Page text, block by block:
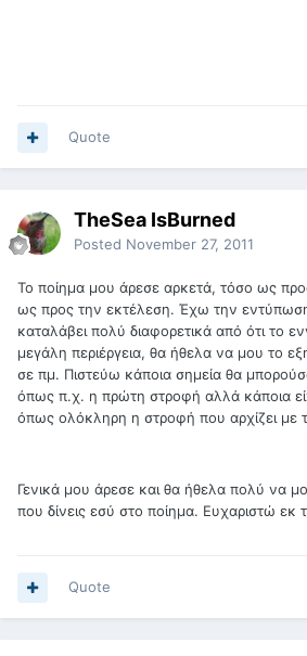
Quote
TheSea IsBurned
Posted November 27, 2011
Το ποίημα μου άρεσε αρκετά, τόσο ως
ως προς την εκτέλεση. Έχω την
καταλάβει πολύ διαφορετικά από ότι το
μεγάλη περιέργεια, θα ήθελα να μου το
σε πμ. Πιστεύω κάποια σημεία θα
όπως π.χ. η πρώτη στροφή αλλά κάποια
όπως ολόκληρη η στροφή που αρχίζει με
Γενικά μου άρεσε και θα ήθελα πολύ να
που δίνεις εσύ στο ποίημα. Ευχαριστώ εκ
Quote